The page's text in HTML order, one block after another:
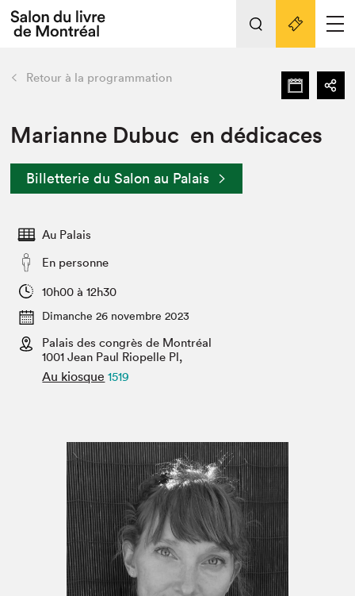
Espace exposant⋅e⋅s
Espace enseignant·e·s
Espace médias
L'événement
Préparer sa visite au Salon
Actualités
SLM PRO
retour Nos activités
Préparer sa visite
Salon dans la ville et en ligne
Projets partenaires
Liens pratiques
Retour à la programmation
Marianne Dubuc en dédicaces
Billetterie du Salon au Palais
Au Palais
En personne
10h00 à 12h30
Dimanche 26 novembre 2023
Palais des congrès de Montréal
1001 Jean Paul Riopelle Pl,
Au kiosque 1519